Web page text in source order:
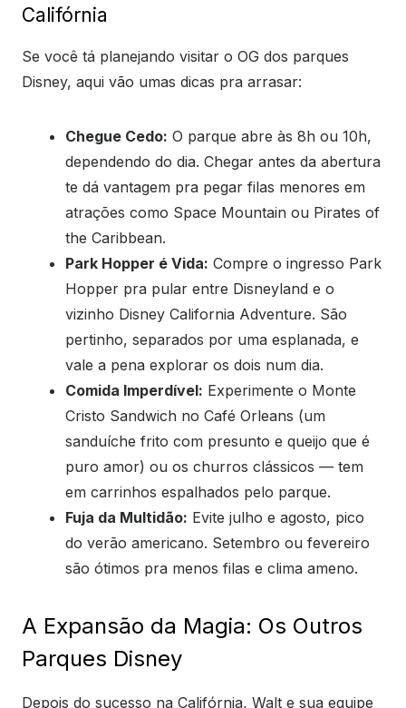
Califórnia
Se você tá planejando visitar o OG dos parques
Disney, aqui vão umas dicas pra arrasar:
Chegue Cedo: O parque abre às 8h ou 10h,
dependendo do dia. Chegar antes da abertura
te dá vantagem pra pegar filas menores em
atrações como Space Mountain ou Pirates of
the Caribbean.
Park Hopper é Vida: Compre o ingresso Park
Hopper pra pular entre Disneyland e o
vizinho Disney California Adventure. São
pertinho, separados por uma esplanada, e
vale a pena explorar os dois num dia.
Comida Imperdível: Experimente o Monte
Cristo Sandwich no Café Orleans (um
sanduíche frito com presunto e queijo que é
puro amor) ou os churros clássicos — tem
em carrinhos espalhados pelo parque.
Fuja da Multidão: Evite julho e agosto, pico
do verão americano. Setembro ou fevereiro
são ótimos pra menos filas e clima ameno.
A Expansão da Magia: Os Outros
Parques Disney
Depois do sucesso na Califórnia, Walt e sua equipe